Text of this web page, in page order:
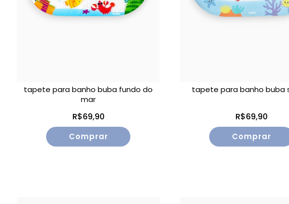
tapete para banho buba fundo do
mar
R$69,90
tapete para banho buba
R$69,90